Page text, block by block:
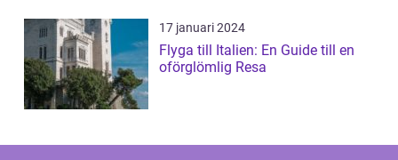
17 januari 2024
Flyga till Italien: En Guide till en
oförglömlig Resa